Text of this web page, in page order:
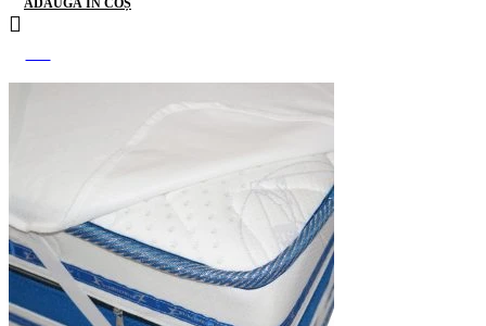
ADAUGĂ ÎN COȘ